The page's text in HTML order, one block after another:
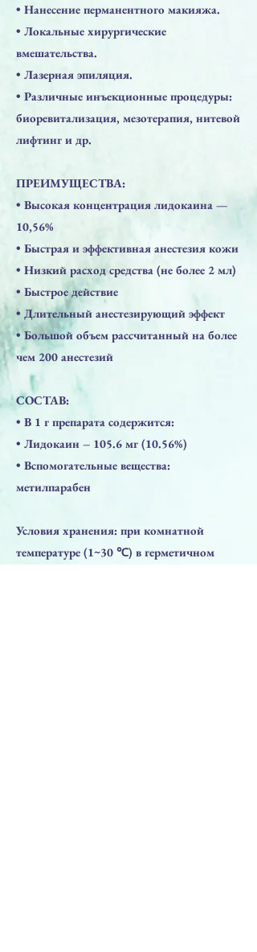
​• Нанесение перманентного макияжа.
​• Локальные хирургические
вмешательства.
​• Лазерная эпиляция.
​• Различные инъекционные процедуры:
биоревитализация, мезотерапия, нитевой
лифтинг и др.
ПРЕИМУЩЕСТВА:
​• Высокая концентрация лидокаина —
10,56%⠀
​• Быстрая и эффективная анестезия кожи
​• Низкий расход средства (не более 2 мл)
​• Быстрое действие
​• Длительный анестезирующий эффект
​• Большой объем рассчитанный на более
чем 200 анестезий
СОСТАВ:
​• В 1 г препарата содержится:
​• Лидокаин – 105.6 мг (10.56%)
​• Вспомогательные вещества:
метилпарабен
Условия хранения: при комнатной
температуре (1~30 ℃) в герметичном